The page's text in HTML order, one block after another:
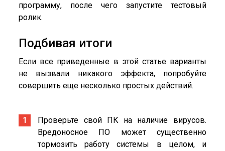
программу, после чего запустите тестовый
ролик.
Подбивая итоги
Если все приведенные в этой статье варианты
не вызвали никакого эффекта, попробуйте
совершить еще несколько простых действий.
Проверьте свой ПК на наличие вирусов.
Вредоносное ПО может существенно
тормозить работу системы в целом, и